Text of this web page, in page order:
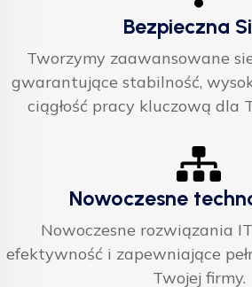
Bezpieczna
Tworzymy zaawansowane
gwarantujące stabilność,
ciągłość pracy kluczową dla
Nowoczesne
Nowoczesne rozwiązania
efektywność i zapewniające
Twojej firmy.